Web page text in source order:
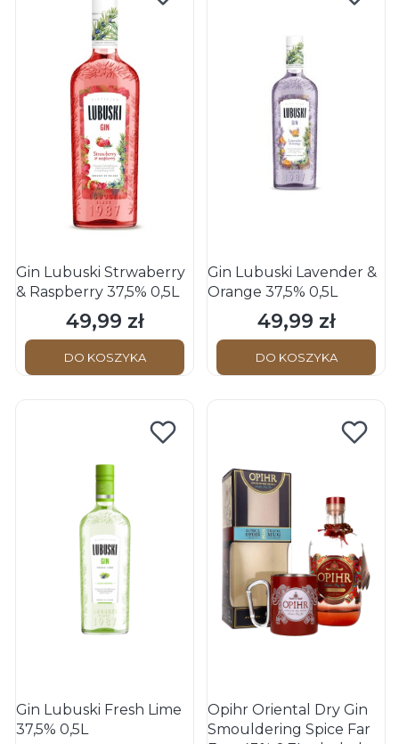
Gin Lubuski Strwaberry
& Raspberry 37,5% 0,5L
Cena
49,99 zł
DO KOSZYKA
Gin Lubuski Lavender &
Orange 37,5% 0,5L
Cena
49,99 zł
DO KOSZYKA
Gin Lubuski Fresh Lime
37,5% 0,5L
Opihr Oriental Dry Gin
Smouldering Spice Far